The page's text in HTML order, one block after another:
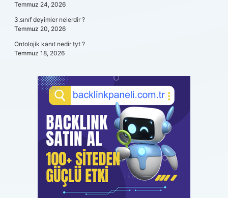
Temmuz 24, 2026
3.sınıf deyimler nelerdir ?
Temmuz 20, 2026
Ontolojik kanıt nedir tyt ?
Temmuz 18, 2026